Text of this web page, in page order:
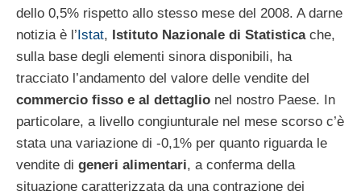
dello 0,5% rispetto allo stesso mese del 2008. A darne
notizia è l’Istat, Istituto Nazionale di Statisticache,
sulla base degli elementi sinora disponibili, ha
tracciato l’andamento del valore delle vendite del
commercio fisso e al dettaglio nel nostro Paese. In
particolare, a livello congiunturale nel mese scorso c’è
stata una variazione di -0,1% per quanto riguarda le
vendite di generi alimentari, a conferma della
situazione caratterizzata da una contrazione dei